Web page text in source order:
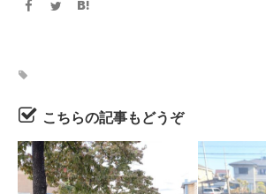
こちらの記事もどうぞ